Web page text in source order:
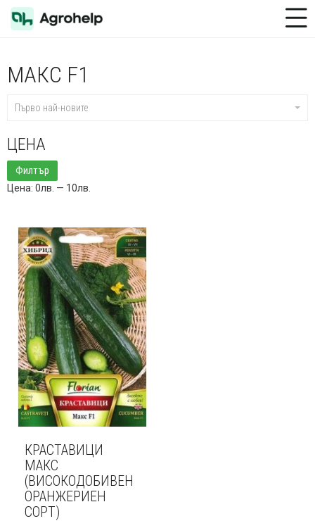
Toggle Menu
МАКС F1
Първо най-новите
ЦЕНА
Минимална
цена
Максимална
цена
Филтър
Цена: 0лв. — 10лв.
КРАСТАВИЦИ
МАКС
(ВИСОКОДОБИВЕН
ОРАНЖЕРИЕН
СОРТ)